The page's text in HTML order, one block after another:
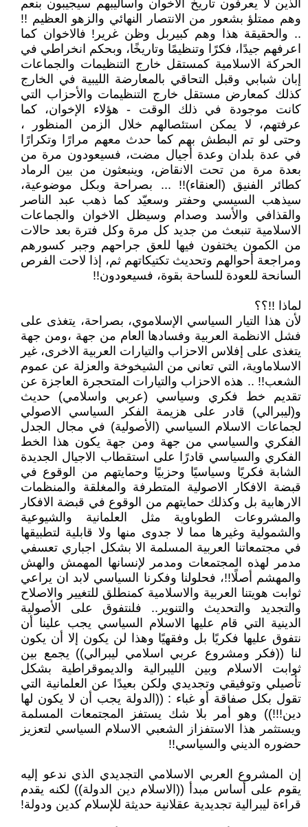
الذين لا يعرفون تاريخ الاخوان واساليبهم سيجيبون بنعم
وهم ممتلؤ بشعور من الانتصار النهائي والزهو العظيم !!
.. والحقيقة هذا وهم كبيربل وظن غرير! فالاخوان كما
اعرفهم جيدًا، فكرًا وتنظيمًا وتاريخًا، وبحكم انخراطي في
الحركة الاسلامية كمستقل خارج التنظيمات والجماعات
إبان شبابي وقبل التحاقي بالمعارضة الليبية في الخارج
كذلك كمعارض مستقل خارج التنظيمات والأحزاب التي
كانت موجودة في ذلك الوقت - هؤلاء الإخوان، كما
عرفتهم، لا يمكن استئصالهم خلال الزمن المنظور ،
وحتى لو تم البطش بهم كما حدث معهم مرارًا وتكرارًا
في عدة بلدان وعدة أجيال مضت، فسيعودون مرة من
بعدة مرة من تحت الانقاض، وينبعثون من بين الرماد
كطائر الفنيق (العنقاء)!! ... بصراحة وبكل موضوعية،
سيذهب السيسي وحفتر وسعيّد كما ذهب عبد الناصر
والقذافي والأسد وصدام وسيظل الاخوان والجماعات
الاسلامية تنبعث من جديد كل مرة وكل فترة بعد حالات
من الكمون يختفون فيها للعق جراحهم وجبر كسورهم
ومراجعة أحوالهم وتحديث تكتيكاتهم ثم، إذا لاحت الفرص
السانحة للعودة للساحة بقوة، فسيعودون!!
لماذا !!؟؟
لأن هذا التيار السياسي الإسلاموي، بصراحة، يتغذى على
فشل الانظمة العربية وفسادها العام من جهة ،ومن جهة
يتغذى على إفلاس الاحزاب والتيارات العربية الاخرى، غير
الاسلاماوية، التي تعاني من الشيخوخة والعزلة عن عموم
الشعب!! .. هذه الاحزاب والتيارات المتحجرة العاجزة عن
تقديم خط فكري وسياسي (عربي واسلامي) حديث
و(ليبرالي) قادر على هزيمة الفكر السياسي الاصولي
لجماعات الاسلام السياسي (الأصولية) في مجال الجدل
الفكري والسياسي من جهة ومن جهة يكون هذا الخط
الفكري والسياسي قادرًا على استقطاب الاجيال الجديدة
الشابة فكريًا وسياسيًا وحزبيًا وحمايتهم من الوقوع في
قبضة الافكار الاصولية المتطرفة والمغلقة والمنظمات
الارهابية بل وكذلك حمايتهم من الوقوع في قبضة الافكار
والمشروعات الطوباوية مثل العلمانية والشيوعية
والشمولية وغيرها مما لا جدوى منها ولا قابلية لتطبيقها
في مجتمعاتنا العربية المسلمة الا بشكل اجباري تعسفي
مدمر لهذه المجتمعات ومدمر لإنسانها المهمش والهش
والمهشم أصلًا!!، فحلولنا وفكرنا السياسي لابد ان يراعي
ثوابت هويتنا العربية والاسلامية كمنطلق للتغيير والاصلاح
والتجديد والتحديث والتنوير.. فلنتفوق على الأصولية
الدينية التي قام عليها الاسلام السياسي يجب علينا أن
نتفوق عليها فكريًا بل وفقهيًا وهذا لن يكون إلا أن يكون
لنا ((فكر ومشروع عربي اسلامي ليبرالي)) يجمع بين
ثوابت الاسلام وبين الليبرالية والديموقراطية بشكل
تأصيلي وتوفيقي وتجديدي ولكن بعيدًا عن العلمانية التي
تقول بكل صفاقة أو غباء : ((الدولة يجب أن لا يكون لها
دين!!!)) وهو أمر بلا شك يستفز المجتمعات المسلمة
ويستثمر هذا الاستفزاز الشعبي الاسلام السياسي لتعزيز
حضوره الديني والسياسي!!
إن المشروع العربي الاسلامي التجديدي الذي ندعو إليه
يقوم على أساس مبدأ ((الاسلام دين الدولة)) لكنه يقدم
قراءة ليبرالية تجديدية عقلانية حديثة للإسلام كدين ودولة!